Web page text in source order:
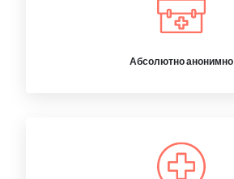
Абсолютно анонимно